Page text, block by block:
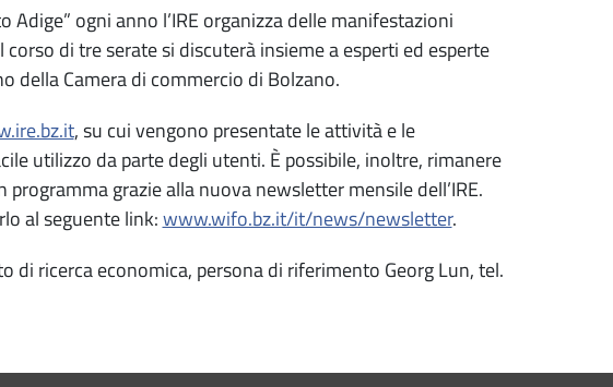
ogni anno l’IRE organizza delle manifestazioni
di tre serate si discuterà insieme a esperti ed esperte
della Camera di commercio di Bolzano.
, su cui vengono presentate le attività e le
utilizzo da parte degli utenti. È possibile, inoltre, rimanere
grazie alla nuova newsletter mensile dell’IRE.
al seguente link:www.wifo.bz.it/it/news/newsletter.
di ricerca economica, persona di riferimento Georg Lun, tel.